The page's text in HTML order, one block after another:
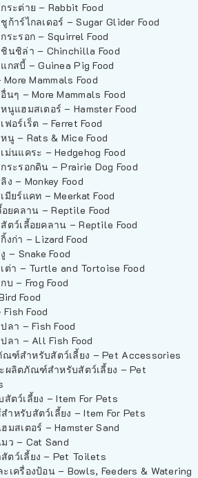
ระต่าย – Rabbit Food
ก้าร์ไกลเดอร์ – Sugar Glider Food
ระรอก – Squirrel Food
นชิล่า – Chinchilla Food
กสบี้ – Guinea Pig Food
Mammals Food
นๆ – More Mammals Food
นูแฮมสเตอร์ – Hamster Food
ฟอร์เร็ต – Ferret Food
นู – Rats & Mice Food
ม่นแคระ – Hedgehog Food
ระรอกดิน – Prairie Dog Food
ง – Monkey Food
มียร์แคท – Meerkat Food
ยคลาน – Reptile Food
ตว์เลี้อยคลาน – Reptile Food
งก่า – Lizard Food
– Snake Food
ต่า – Turtle and Tortoise Food
บ – Frog Food
Food
Food
ลา – Fish Food
ลา – All Fish Food
ฑ์สำหรับสัตว์เลี้ยง – Pet Accessories
ผลิตภัณฑ์สำหรับสัตว์เลี้ยง – Pet
ตว์เลี้ยง – Item For Pets
ำหรับสัตว์เลี้ยง – Item For Pets
มสเตอร์ – Hamster Sand
ว – Cat Sand
ตว์เลี้ยง – Pet Toilets
เครื่องป้อน – Bowls, Feeders & Watering